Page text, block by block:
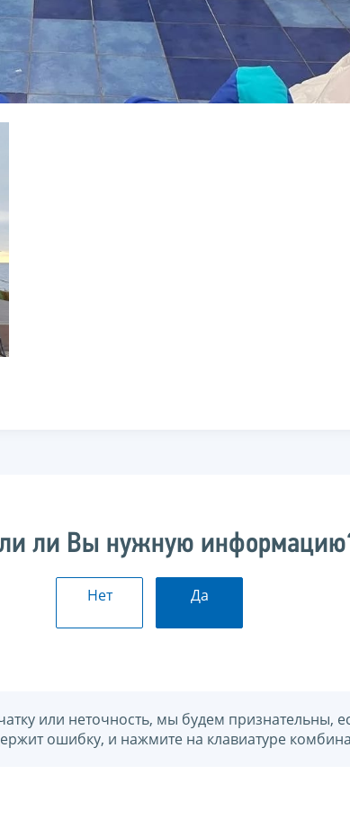
ли Вы нужную
Нет Да
или неточность, мы будем признательны,
ошибку, и нажмите на клавиатуре